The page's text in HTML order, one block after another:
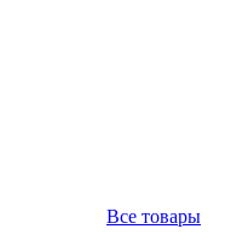
Все товары